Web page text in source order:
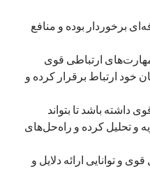
برخوردار بوده و منافع
ارتباطی قوی
خود ارتباط برقرار کرده و
داشته باشد تا بتواند
و تحلیل کرده و راه‌حل‌های
و توانایی ارائه دلایل و